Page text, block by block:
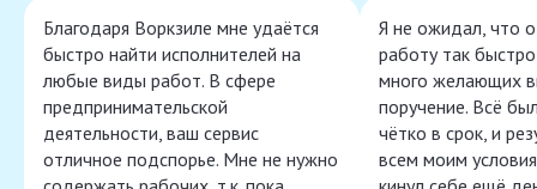
Благодаря Воркзиле мне удаётся
быстро найти исполнителей на
любые виды работ. В сфере
предпринимательской
деятельности, ваш сервис
отличное подспорье. Мне не нужно
Я не ожидал, что
работу так
много желающих
поручение. Всё
чётко в срок, и
всем моим